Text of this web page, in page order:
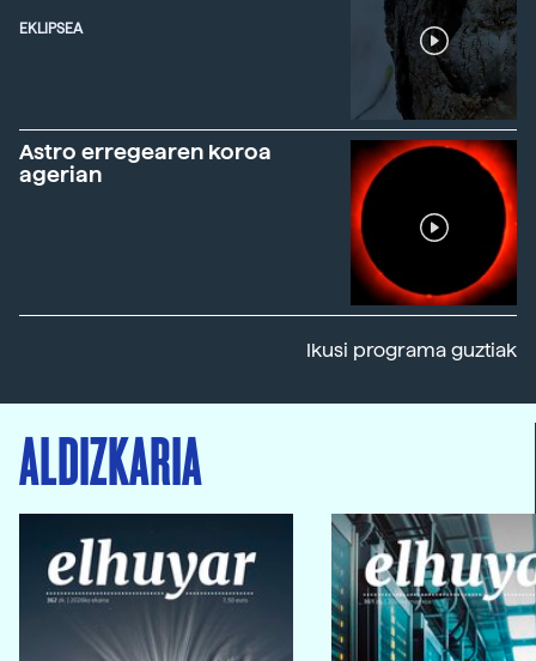
EKLIPSEA
Astro erregearen koroa
agerian
Ikusi programa guztiak
ALDIZKARIA